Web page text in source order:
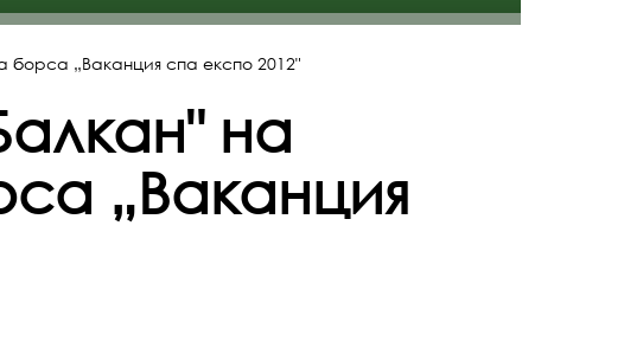
борса „Ваканция спа експо 2012"
на
„Ваканция